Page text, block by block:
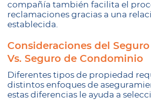
compañía también facilita el
reclamaciones gracias a una
establecida.
Consideraciones del
Vs. Seguro de Condominio
Diferentes tipos de propiedad
distintos enfoques de
estas diferencias le ayuda a